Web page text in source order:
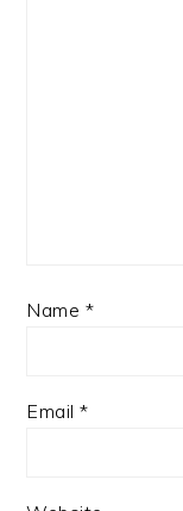
Name *
Email*